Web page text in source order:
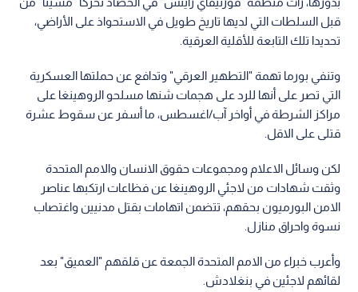
قبل السلطات التي لديها تاريخ طويل في الاستحواذ على الأراضي،
تحديدا تلك التابعة للأقلية العرقية.
وتنفي بورما تهمة "التطهير العرقي" وتدافع عن حملتها العسكرية
التي تصر على أنها للرد على هجمات شنها مسلحو الروهينغا على
مراكز الشرطة في أواخر آب/اغسطس، ما أسفر عن سقوط عشرة
قتلى على الاقل.
لكن وسائل الاعلام ومجموعات حقوق الانسان والامم المتحدة
وثقت شهادات من لاجئي الروهينغا عن فظاعات ارتكبها عناصر
الامن البورميون بحقهم، تتضمن اتهامات بقتل مدنيين واغتصاب
نسوة واحراق منازل.
وأعرب خبراء من الامم المتحدة الجمعة عن قلقهم "العميق" بعد
لقائهم لاجئين في بنغلادش.